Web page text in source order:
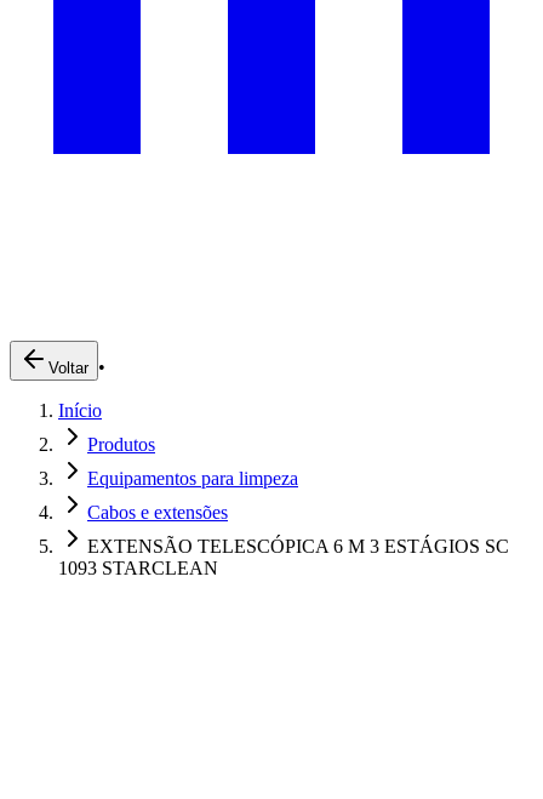
Pedidos Online
Trabalhe Conosco
Voltar •
Início
Produtos
Equipamentos para limpeza
Cabos e extensões
EXTENSÃO TELESCÓPICA 6 M 3 ESTÁGIOS SC
1093 STARCLEAN